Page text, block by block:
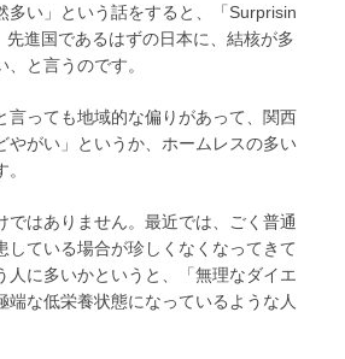
多い」という話をすると、「Surprisin
進国であるはずの日本に、結核が多
と言うのです。
っても地域的な偏りがあって、関西
やがい」というか、ホームレスの多い
はありません。最近では、ごく普通
している場合が珍しくなくなってきて
人に多いかというと、「無理なダイエ
端な低栄養状態になっているような人